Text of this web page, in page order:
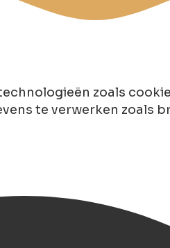
zoals
te verwerken zoals